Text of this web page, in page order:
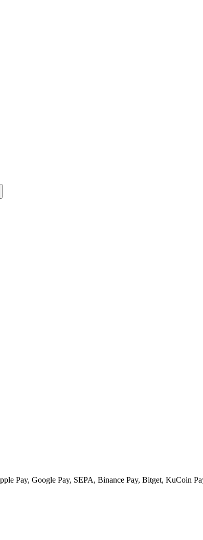
Pay, Google Pay, SEPA, Binance Pay, Bitget, KuCoin